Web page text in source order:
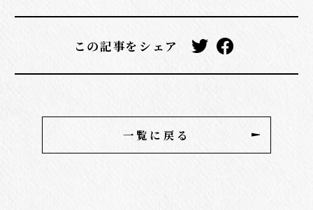
この記事をシェア
一覧に戻る